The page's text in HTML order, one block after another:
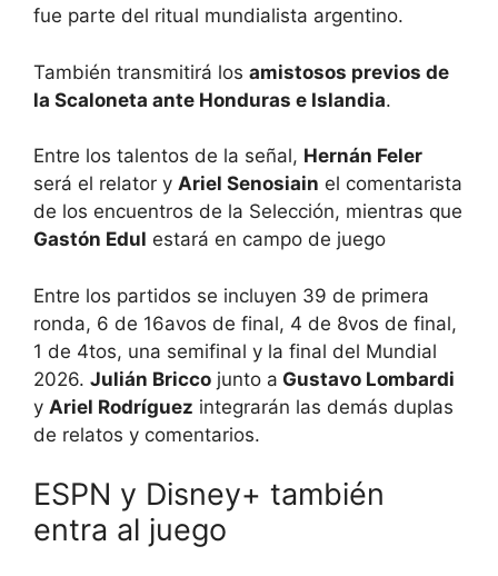
fue parte del ritual mundialista argentino.
También transmitirá los amistosos previos de
la Scaloneta ante Honduras e Islandia.
Entre los talentos de la señal, Hernán Feler
será el relator y Ariel Senosiain el comentarista
de los encuentros de la Selección, mientras que
Gastón Edul estará en campo de juego
Entre los partidos se incluyen 39 de primera
ronda, 6 de 16avos de final, 4 de 8vos de final,
1 de 4tos, una semifinal y la final del Mundial
2026. Julián Bricco junto a Gustavo Lombardi
y Ariel Rodríguez integrarán las demás duplas
de relatos y comentarios.
ESPN y Disney+ también
entra al juego